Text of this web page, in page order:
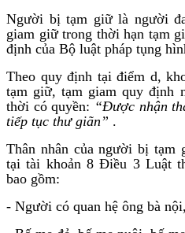
Người bị tạm giữ là người
giam giữ trong thời hạn tạm
định của Bộ luật pháp tụng
Theo quy định tại điểm d,
tạm giữ, tạm giam quy định
thời có quyền: “Được nhận
tiếp tục thư giãn” .
Thân nhân của người bị
tại tài khoản 8 Điều 3 Luật
bao gồm:
- Người có quan hệ ông bà